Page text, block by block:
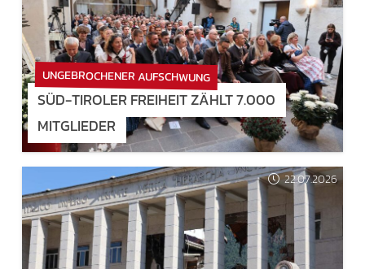
UNGEBROCHENER AUFSCHWUNG
SÜD-TIROLER FREIHEIT ZÄHLT 7.000
MITGLIEDER
22.07.2026